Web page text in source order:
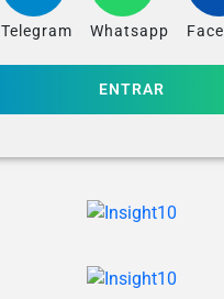
Telegram Whatsapp
ENTRAR